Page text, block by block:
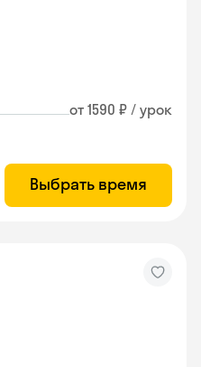
от 1590 ₽ / урок
Выбрать время